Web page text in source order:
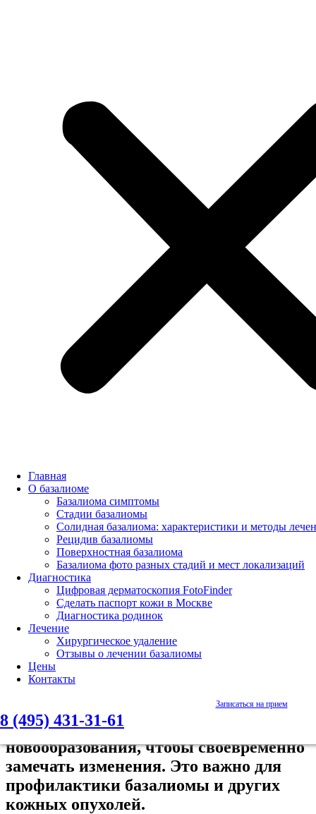
Главная
О базалиоме
Базалиома симптомы
Стадии базалиомы
Солидная базалиома: характеристики и методы
Рецидив базалиомы
Поверхностная базалиома
Базалиома фото разных стадий и мест локализаций
Диагностика
Цифровая дерматоскопия FotoFinder
Сделать паспорт кожи в Москве
Диагностика родинок
Лечение
Хирургическое удаление
Отзывы о лечении базалиомы
Цены
Контакты
8 (495) 431-31-61
Записаться на прием
Поверхностная базалиома
Базалиома фото разных стадий и мест локализаций
Диагностика
Цифровая дерматоскопия FotoFinder
Сделать паспорт кожи в Москве
Диагностика родинок
Лечение
Хирургическое удаление
Отзывы о лечении базалиомы
Цены
Контакты
Сделать паспорт кожи в Москве —
быстрое и точное обследование
Паспорт кожи — это современный
способ отслеживать состояние кожи,
фиксировать родинки и
новообразования, чтобы своевременно
замечать изменения. Это важно для
профилактики базалиомы и других
кожных опухолей.